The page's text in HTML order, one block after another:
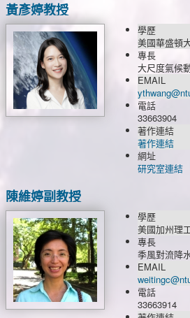
黃彥婷教授
學歷
美國華盛頓
專長
大尺度氣候
EMAIL
電話
33663904
著作連結
著作連結
網址
研究室連結
陳維婷副教授
學歷
美國加州理
專長
季風對流降
EMAIL
電話
33663914